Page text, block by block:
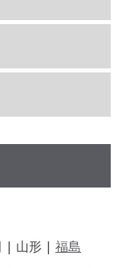
| 山形 | 福島